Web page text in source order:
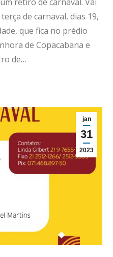
de carnaval, dias 19,
que fica no prédio
de Copacabana e
de…
jan
31
2023